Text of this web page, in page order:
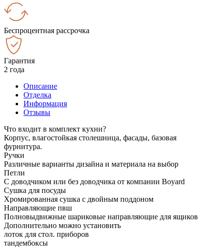
Беспроцентная рассрочка
Гарантия
2 года
Описание
Отделка
Информация
Отзывы
Что входит в комплект кухни?
Корпус, влагостойкая столешница, фасады, базовая
фурнитура.
Ручки
Различные варианты дизайна и материала на выбор
Петли
С доводчиком или без доводчика от компании Boyard
Сушка для посуды
Хромированная сушка с двойным поддоном
Направляющие пвш
Полновыдвижные шариковые направляющие для ящиков
Дополнительно можно установить
лоток для стол. приборов
тандембоксы